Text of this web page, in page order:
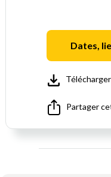
Dates,
Partager